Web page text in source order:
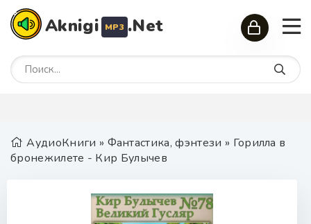
Aknigi MP3 .Net
АудиоКниги » Фантастика, фэнтези » Горилла в
бронежилете - Кир Булычев